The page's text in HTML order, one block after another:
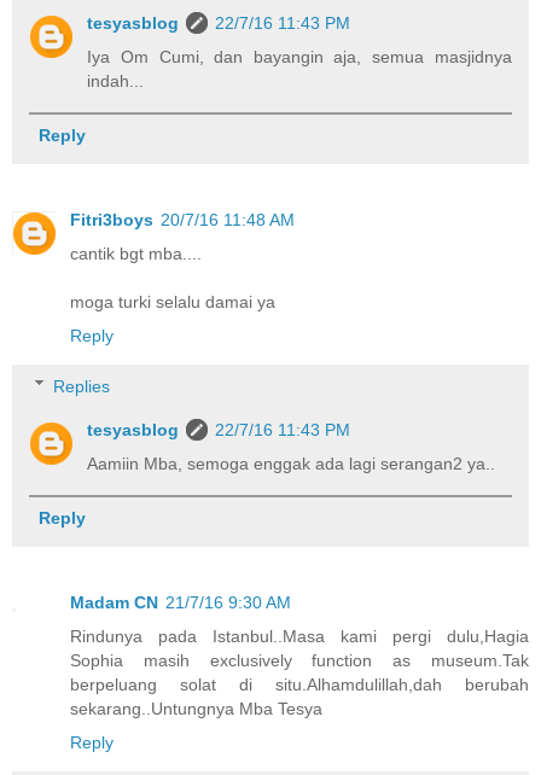
tesyasblog
22/7/16 11:43 PM
Iya Om Cumi, dan bayangin aja, semua masjidnya
indah...
Reply
Fitri3boys 20/7/16 11:48 AM
cantik bgt mba....
moga turki selalu damai ya
Reply
Replies
tesyasblog
22/7/16 11:43 PM
Aamiin Mba, semoga enggak ada lagi serangan2 ya..
Reply
Madam CN 21/7/16 9:30 AM
Rindunya pada Istanbul..Masa kami pergi dulu,Hagia
Sophia masih exclusively function as museum.Tak
berpeluang solat di situ.Alhamdulillah,dah berubah
sekarang..Untungnya Mba Tesya
Reply